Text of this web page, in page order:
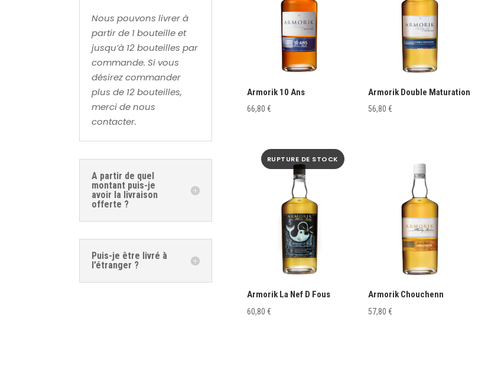
Nous pouvons livrer à
partir de 1 bouteille et
jusqu’à 12 bouteilles par
commande. Si vous
désirez commander
plus de 12 bouteilles,
merci de nous
contacter.
A partir de quel
montant puis-je
avoir la livraison
offerte ?
Puis-je être livré à
l’étranger ?
Armorik 10 Ans
66,80 €
Armorik Double Maturation
56,80 €
Armorik La Nef D Fous
60,80 €
Armorik Chouchenn
57,80 €